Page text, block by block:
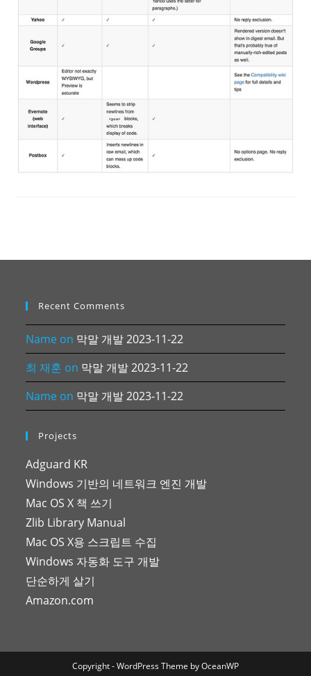
Recent Comments
Name on 막말 개발 2023-11-22
최 재훈 on 막말 개발 2023-11-22
Name on 막말 개발 2023-11-22
Projects
Adguard KR
Windows 기반의 네트워크 엔진 개발
Mac OS X 책 쓰기
Zlib Library Manual
Mac OS X용 스크립트 수집
Windows 자동화 도구 개발
단순하게 살기
Amazon.com
Copyright - WordPress Theme by OceanWP